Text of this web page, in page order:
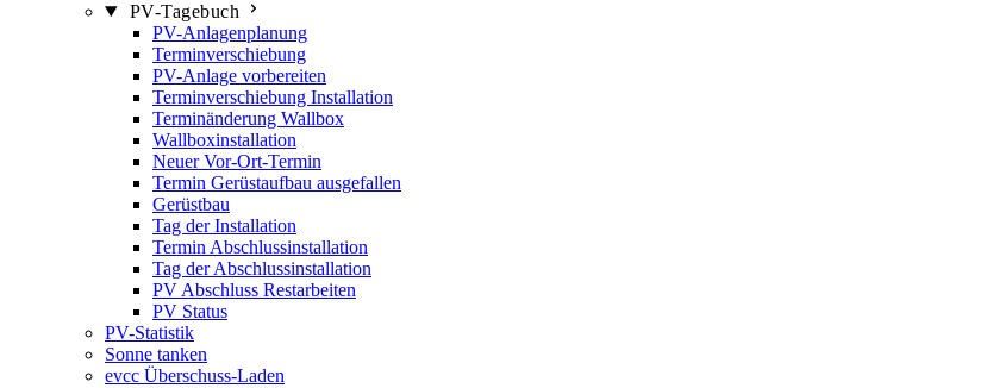
PV-Tagebuch
PV-Anlagenplanung
Terminverschiebung
PV-Anlage vorbereiten
Terminverschiebung Installation
Terminänderung Wallbox
Wallboxinstallation
Neuer Vor-Ort-Termin
Termin Gerüstaufbau ausgefallen
Gerüstbau
Tag der Installation
Termin Abschlussinstallation
Tag der Abschlussinstallation
PV Abschluss Restarbeiten
PV Status
PV-Statistik
Sonne tanken
evcc Überschuss-Laden